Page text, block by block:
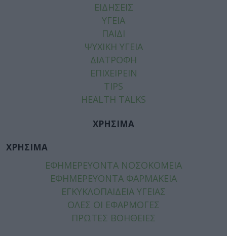
ΕΙΔΗΣΕΙΣ
ΥΓΕΙΑ
ΠΑΙΔΙ
ΨΥΧΙΚΗ ΥΓΕΙΑ
ΔΙΑΤΡΟΦΗ
ΕΠΙΧΕΙΡΕΙΝ
TIPS
HEALTH TALKS
ΧΡΗΣΙΜΑ
ΧΡΗΣΙΜΑ
ΕΦΗΜΕΡΕΥΟΝΤΑ ΝΟΣΟΚΟΜΕΙΑ
ΕΦΗΜΕΡΕΥΟΝΤΑ ΦΑΡΜΑΚΕΙΑ
ΕΓΚΥΚΛΟΠΑΙΔΕΙΑ ΥΓΕΙΑΣ
ΟΛΕΣ ΟΙ ΕΦΑΡΜΟΓΕΣ
ΠΡΩΤΕΣ ΒΟΗΘΕΙΕΣ